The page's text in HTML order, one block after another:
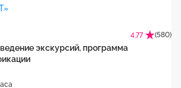
4.77 (580)
экскурсий, программа